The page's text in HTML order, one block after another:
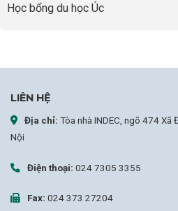
Học bổng du học Úc
LIÊN HỆ
Địa chỉ: Tòa nhà INDEC, ngõ 474
Nội
Điện thoại: 024 7305 3355
Fax: 024 373 27204